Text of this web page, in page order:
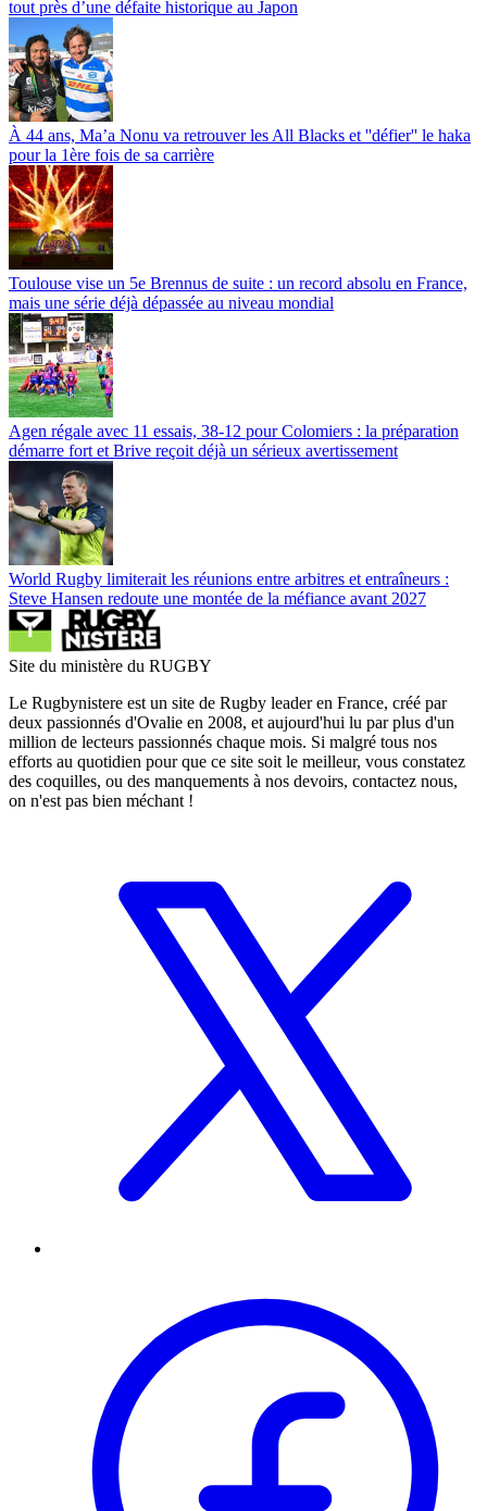
tout près d’une défaite historique au Japon
À 44 ans, Ma’a Nonu va retrouver les All Blacks et ''défier'' le haka
pour la 1ère fois de sa carrière
Toulouse vise un 5e Brennus de suite : un record absolu en France,
mais une série déjà dépassée au niveau mondial
Agen régale avec 11 essais, 38-12 pour Colomiers : la préparation
démarre fort et Brive reçoit déjà un sérieux avertissement
World Rugby limiterait les réunions entre arbitres et entraîneurs :
Steve Hansen redoute une montée de la méfiance avant 2027
Site du ministère du RUGBY
Le Rugbynistere est un site de Rugby leader en France, créé par
deux passionnés d'Ovalie en 2008, et aujourd'hui lu par plus d'un
million de lecteurs passionnés chaque mois. Si malgré tous nos
efforts au quotidien pour que ce site soit le meilleur, vous constatez
des coquilles, ou des manquements à nos devoirs, contactez nous,
on n'est pas bien méchant !